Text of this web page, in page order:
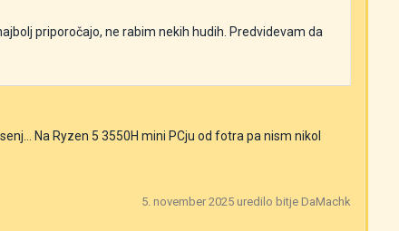
priporočajo, ne rabim nekih hudih. Predvidevam da
Na Ryzen 5 3550H mini PCju od fotra pa nism nikol
5. november 2025 uredilo bitje DaMachk